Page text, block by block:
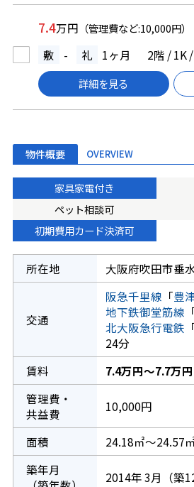
7.4万円 （管理費など:10,000円）
敷 - 礼 1ヶ月 2階 / 1K
詳細を見る
物件概要 OVERVIEW
家具家電付き
ペット相談可
初期費用カード決済可
所在地 大阪府吹田市垂
交通
阪急千里線 「豊
地下鉄御堂筋線
北大阪急行電鉄
24分
賃料
7.4万円～7.7万円
管理費・
共益費
10,000円
面積
24.18㎡～24.57
築年月
2014年 3月（築